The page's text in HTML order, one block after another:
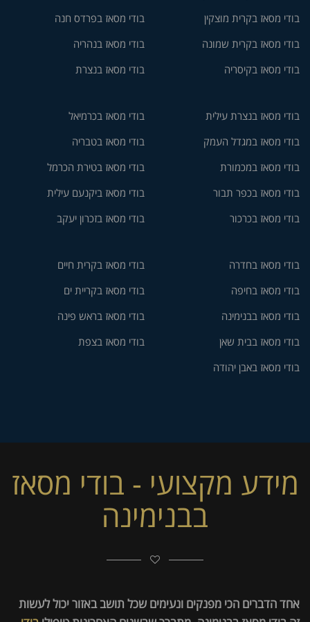
בודי מסאז בקרית מוצקין
בודי מסאז בקרית שמונה
בודי מסאז בקיסריה
בודי מסאז בפרדס חנה
בודי מסאז בנהריה
בודי מסאז בנצרת
בודי מסאז בנצרת עילית
בודי מסאז במגדל העמק
בודי מסאז במכמורת
בודי מסאז בכפר תבור
בודי מסאז בכרכור
בודי מסאז בכרמיאל
בודי מסאז בטבריה
בודי מסאז בטירת הכרמל
בודי מסאז ביקנעם עילית
בודי מסאז בזכרון יעקב
בודי מסאז בחדרה
בודי מסאז בחיפה
בודי מסאז בבנימינה
בודי מסאז בבית שאן
בודי מסאז באבן יהודה
בודי מסאז בקרית חיים
בודי מסאז בקריית ים
בודי מסאז בראש פינה
בודי מסאז בצפת
מידע מקצועי - בודי מסאז
בבנימינה
אחד הדברים הכי מפנקים ונעימים שכל תושב באזור יכול לעשות